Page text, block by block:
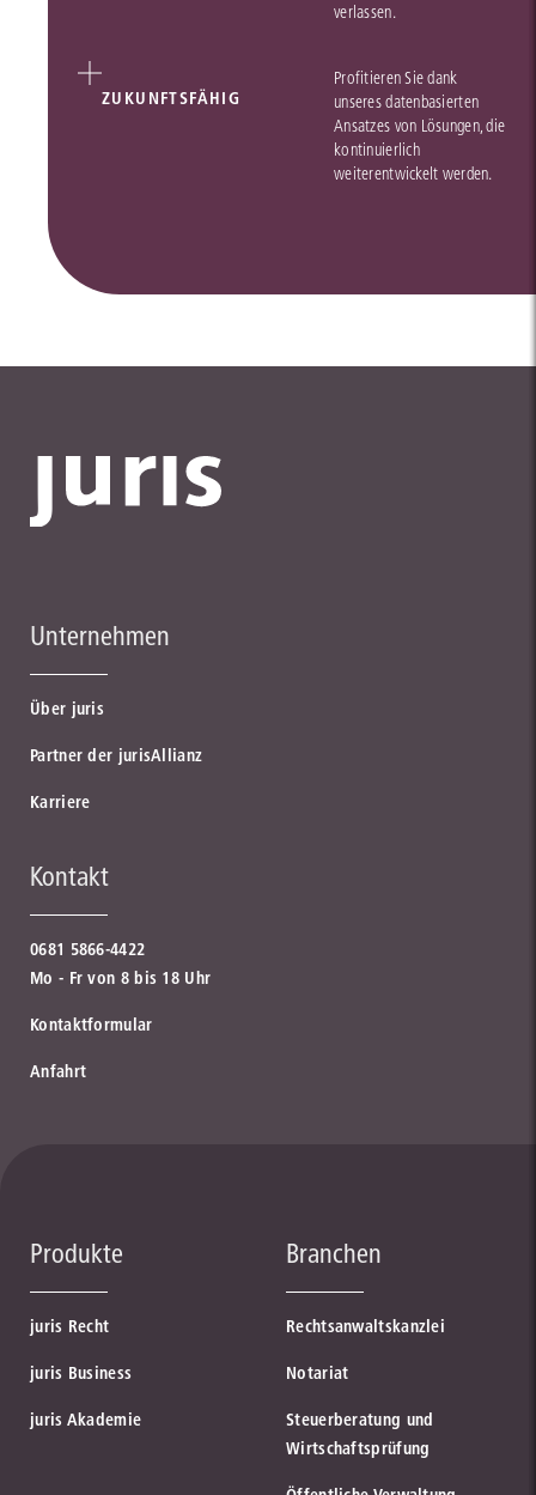
verlassen.
ZUKUNFTSFÄHIG
Profitieren Sie dank
unseres datenbasierten
Ansatzes von Lösungen, die
kontinuierlich
weiterentwickelt werden.
Unternehmen
Über juris
Partner der jurisAllianz
Karriere
Kontakt
0681 5866-4422
Mo - Fr von 8 bis 18 Uhr
Kontaktformular
Anfahrt
Produkte
juris Recht
juris Business
juris Akademie
Branchen
Rechtsanwaltskanzlei
Notariat
Steuerberatung und
Wirtschaftsprüfung